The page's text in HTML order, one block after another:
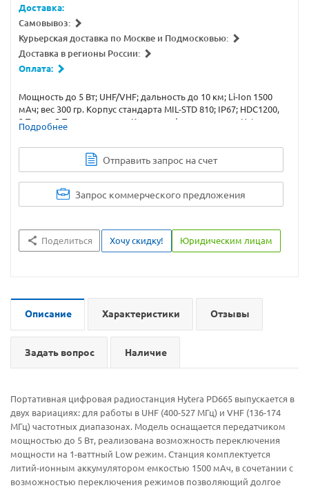
Доставка:
Самовывоз:
Курьерская доставка по Москве и Подмосковью:
Доставка в регионы России:
Оплата:
Мощность до 5 Вт; UHF/VHF; дальность до 10 км; Li-Ion 1500
мАч; вес 300 гр. Корпус стандарта MIL-STD 810; IP67; HDC1200,
2-Tone и 5-Tone сигналинг. Купите цифровую рацию Hytera
PD665 с доставкой или самовывозом.
Подробнее
Отправить запрос на счет
Запрос коммерческого предложения
Поделиться Хочу скидку! Юридическим лицам
Описание Характеристики Отзывы
Задать вопрос Наличие
Портативная цифровая радиостанция Hytera PD665 выпускается в
двух вариациях: для работы в UHF (400-527 МГц) и VHF (136-174
МГц) частотных диапазонах. Модель оснащается передатчиком
мощностью до 5 Вт, реализована возможность переключения
мощности на 1-ваттный Low режим. Станция комплектуется
литий-ионным аккумулятором емкостью 1500 мАч, в сочетании с
возможностью переключения режимов позволяющий долгое